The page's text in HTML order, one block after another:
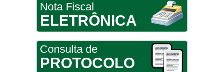
Nota Fiscal
ELETRÔNICA
Consulta de
PROTOCOLO